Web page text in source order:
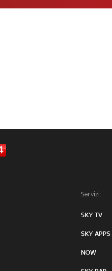
Servizi:
SKY TV
SKY APPS
NOW